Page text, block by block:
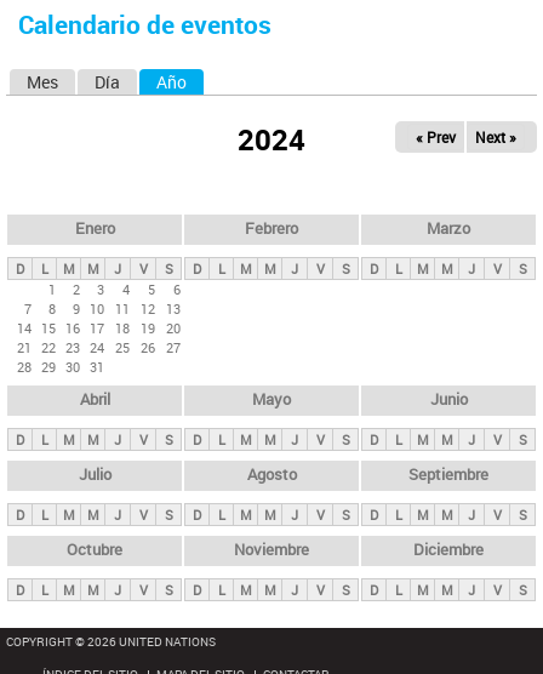
d
usted
Calendario de eventos
s
p
n
i
p
a
l
s
Mes Día Año
2024 « Prev Next »
Enero
D L M M J V
S
1
2 3 4 5
6
7
8 9 10 11 12
13
14 15 16 17 18 19 20
21
22 23 24 25 26 27
28 29 30 31
Febrero
D L M M J V S
Marzo
D L M M J V S
Abril
D L M M J V S
Mayo
D L M M J V S
Junio
D L M M J V S
Julio
D L M M J V S
Agosto
D L M M J V S
Septiembre
D L M M J V S
Octubre
D L M M J V S
Noviembre
D L M M J V S
Diciembre
D L M M J V S
COPYRIGHT © 2026 UNITED NATIONS